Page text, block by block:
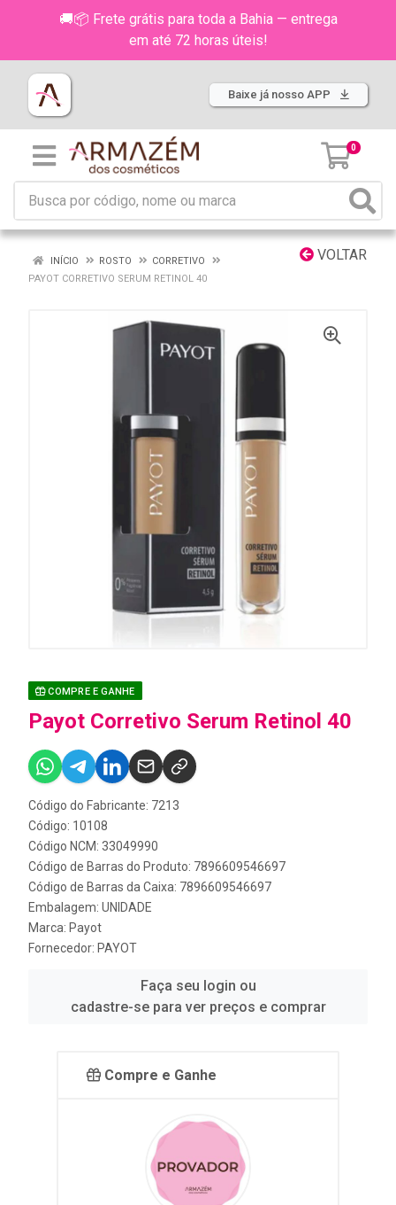
🚚📦 Frete grátis para toda a Bahia — entrega
em até 72 horas úteis!
Baixe já nosso APP
0
VOLTAR
INÍCIO ROSTO
CORRETIVO
PAYOT CORRETIVO SERUM RETINOL 40
COMPRE E GANHE
Payot Corretivo Serum Retinol 40
Código do Fabricante: 7213
Código: 10108
Código NCM: 33049990
Código de Barras do Produto: 7896609546697
Código de Barras da Caixa: 7896609546697
Embalagem: UNIDADE
Marca: Payot
Fornecedor: PAYOT
Faça seu login ou
cadastre-se para ver preços e comprar
Compre e Ganhe